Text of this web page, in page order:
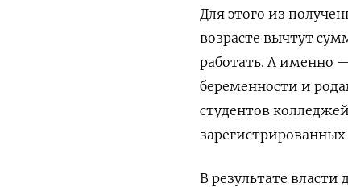
Для этого из
возрасте вычтут
работать. А именно
беременности и
студентов
В результате